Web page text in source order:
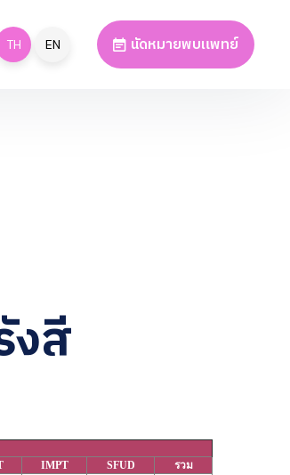
TH EN นัดหมายพบแพทย์
งสี
IMPT SFUD
รวม